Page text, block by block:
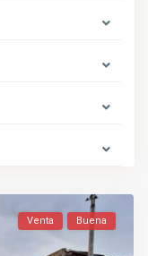
Venta Buena